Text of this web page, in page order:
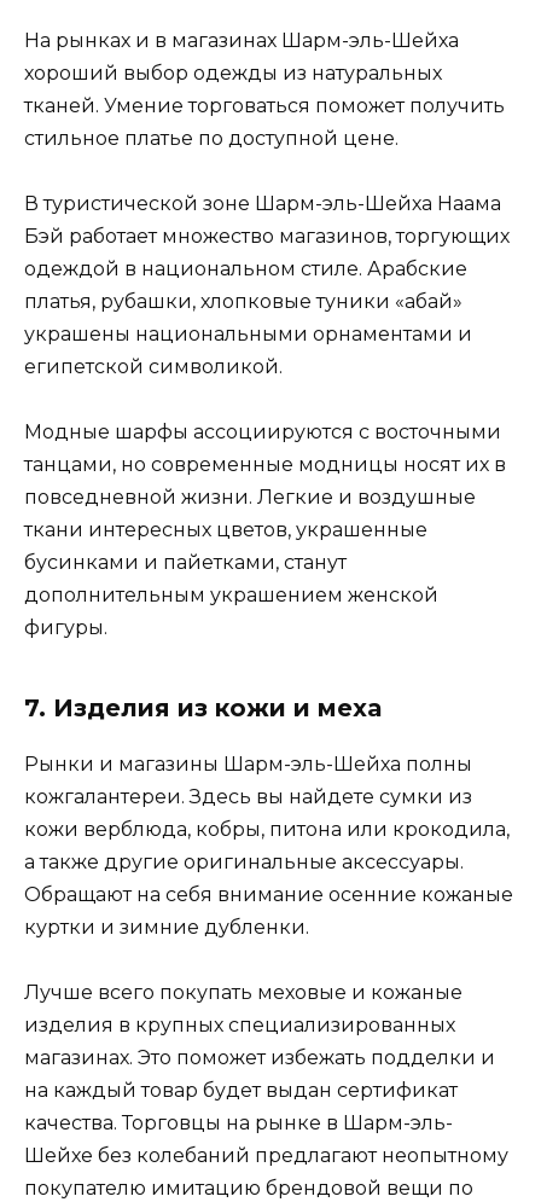
На рынках и в магазинах Шарм-эль-Шейха
хороший выбор одежды из натуральных
тканей. Умение торговаться поможет получить
стильное платье по доступной цене.
В туристической зоне Шарм-эль-Шейха Наама
Бэй работает множество магазинов, торгующих
одеждой в национальном стиле. Арабские
платья, рубашки, хлопковые туники «абай»
украшены национальными орнаментами и
египетской символикой.
Модные шарфы ассоциируются с восточными
танцами, но современные модницы носят их в
повседневной жизни. Легкие и воздушные
ткани интересных цветов, украшенные
бусинками и пайетками, станут
дополнительным украшением женской
фигуры.
7. Изделия из кожи и меха
Рынки и магазины Шарм-эль-Шейха полны
кожгалантереи. Здесь вы найдете сумки из
кожи верблюда, кобры, питона или крокодила,
а также другие оригинальные аксессуары.
Обращают на себя внимание осенние кожаные
куртки и зимние дубленки.
Лучше всего покупать меховые и кожаные
изделия в крупных специализированных
магазинах. Это поможет избежать подделки и
на каждый товар будет выдан сертификат
качества. Торговцы на рынке в Шарм-эль-
Шейхе без колебаний предлагают неопытному
покупателю имитацию брендовой вещи по